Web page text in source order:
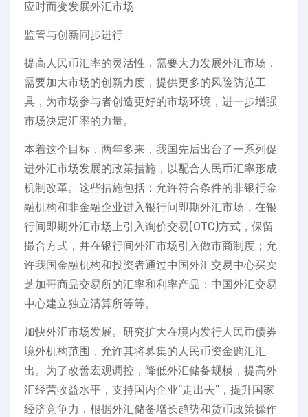
应时而变发展外汇市场
监管与创新同步进行
提高人民币汇率的灵活性，需要大力发展外汇市场，
需要加大市场的创新力度，提供更多的风险防范工
具，为市场参与者创造更好的市场环境，进一步增强
市场决定汇率的力量。
本着这个目标，两年多来，我国先后出台了一系列促
进外汇市场发展的政策措施，以配合人民币汇率形成
机制改革。这些措施包括：允许符合条件的非银行金
融机构和非金融企业进入银行间即期外汇市场，在银
行间即期外汇市场上引入询价交易(OTC)方式，保留
撮合方式，并在银行间外汇市场引入做市商制度；允
许我国金融机构和投资者通过中国外汇交易中心买卖
芝加哥商品交易所的汇率和利率产品；中国外汇交易
中心建立独立清算所等等。
加快外汇市场发展。研究扩大在境内发行人民币债券
境外机构范围，允许其将募集的人民币资金购汇汇
出。为了改善宏观调控，降低外汇储备规模，提高外
汇经营收益水平，支持国内企业“走出去”，提升国家
经济竞争力，根据外汇储备增长趋势和货币政策操作